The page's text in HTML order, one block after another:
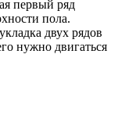
первый ряд
пола.
двух рядов
нужно двигаться